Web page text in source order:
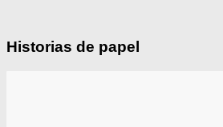
Historias de papel